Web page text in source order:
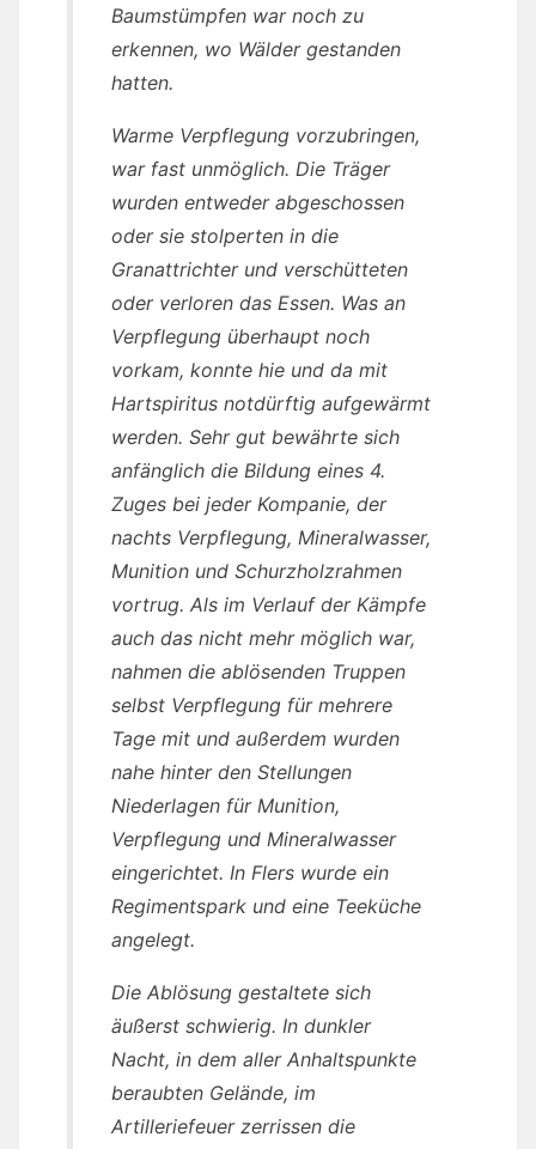
Baumstümpfen war noch zu
erkennen, wo Wälder gestanden
hatten.
Warme Verpflegung vorzubringen,
war fast unmöglich. Die Träger
wurden entweder abgeschossen
oder sie stolperten in die
Granattrichter und verschütteten
oder verloren das Essen. Was an
Verpflegung überhaupt noch
vorkam, konnte hie und da mit
Hartspiritus notdürftig aufgewärmt
werden. Sehr gut bewährte sich
anfänglich die Bildung eines 4.
Zuges bei jeder Kompanie, der
nachts Verpflegung, Mineralwasser,
Munition und Schurzholzrahmen
vortrug. Als im Verlauf der Kämpfe
auch das nicht mehr möglich war,
nahmen die ablösenden Truppen
selbst Verpflegung für mehrere
Tage mit und außerdem wurden
nahe hinter den Stellungen
Niederlagen für Munition,
Verpflegung und Mineralwasser
eingerichtet. In Flers wurde ein
Regimentspark und eine Teeküche
angelegt.
Die Ablösung gestaltete sich
äußerst schwierig. In dunkler
Nacht, in dem aller Anhaltspunkte
beraubten Gelände, im
Artilleriefeuer zerrissen die